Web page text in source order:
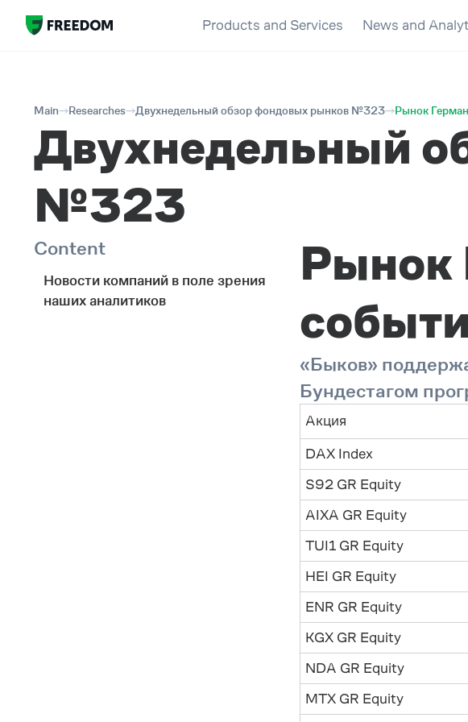
Products and Services News and
Main Researches Двухнедельный обзор фондовых рынков №323 Рынок
Двухнедельный
№323
Content
Новости компаний в поле зрения
наших аналитиков
Рынок
«Быков»
Бундестагом
Акция
DAX Index
S92 GR Equity
AIXA GR Equity
TUI1 GR Equity
HEI GR Equity
ENR GR Equity
KGX GR Equity
NDA GR Equity
MTX GR Equity